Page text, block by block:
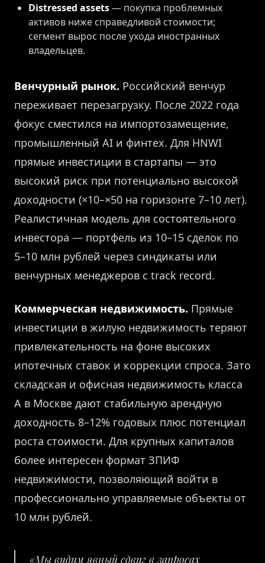
Distressed assets— покупка проблемных
активов ниже справедливой стоимости;
сегмент вырос после ухода иностранных
владельцев.
Венчурный рынок. Российский венчур
переживает перезагрузку. После 2022 года
фокус сместился на импортозамещение,
промышленный AI и финтех. Для HNWI
прямые инвестиции в стартапы — это
высокий риск при потенциально высокой
доходности (×10–×50 на горизонте 7–10 лет).
Реалистичная модель для состоятельного
инвестора — портфель из 10–15 сделок по
5–10 млн рублей через синдикаты или
венчурных менеджеров с track record.
Коммерческая недвижимость. Прямые
инвестиции в жилую недвижимость теряют
привлекательность на фоне высоких
ипотечных ставок и коррекции спроса. Зато
складская и офисная недвижимость класса
А в Москве дают стабильную арендную
доходность 8–12% годовых плюс потенциал
роста стоимости. Для крупных капиталов
более интересен формат ЗПИФ
недвижимости, позволяющий войти в
профессионально управляемые объекты от
10 млн рублей.
«Мы видим явный сдвиг в запросах